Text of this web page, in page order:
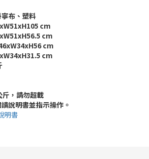
布、塑料
cm
cm
cm
cm
斤 ，請勿超載
說明書並指示操作。
明書